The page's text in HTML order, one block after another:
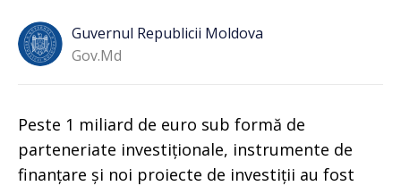
Guvernul Republicii Moldova
Gov.md
Peste 1 miliard de euro sub formă de
parteneriate investiționale, instrumente de
finanțare și noi proiecte de investiții au fost